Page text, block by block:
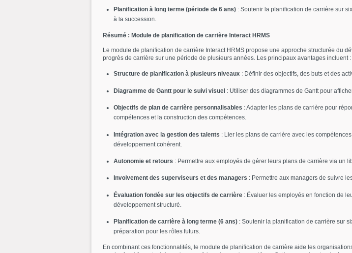
Planification à long terme (période de 6 ans): Soutenir la planification de carrière sur
à la succession.
Résumé : Module de planification de carrière Interact HRMS
Le module de planification de carrière Interact HRMS propose une approche structurée du
progrès de carrière sur une période de plusieurs années. Les principaux avantages incluent :
Structure de planification à plusieurs niveaux: Définir des objectifs, des buts et des
Diagramme de Gantt pour le suivi visuel: Utiliser des diagrammes de Gantt pour
Objectifs de plan de carrière personnalisables : Adapter les plans de carrière pour
compétences et la construction des compétences.
Intégration avec la gestion des talents : Lier les plans de carrière avec les
développement cohérent.
Autonomie et retours : Permettre aux employés de gérer leurs plans de carrière via un
Involvement des superviseurs et des managers : Permettre aux managers de suivre
Évaluation fondée sur les objectifs de carrière: Évaluer les employés en fonction de
développement structuré.
Planification de carrière à long terme (6 ans): Soutenir la planification de carrière sur
préparation pour les rôles futurs.
En combinant ces fonctionnalités, le module de planification de carrière aide les